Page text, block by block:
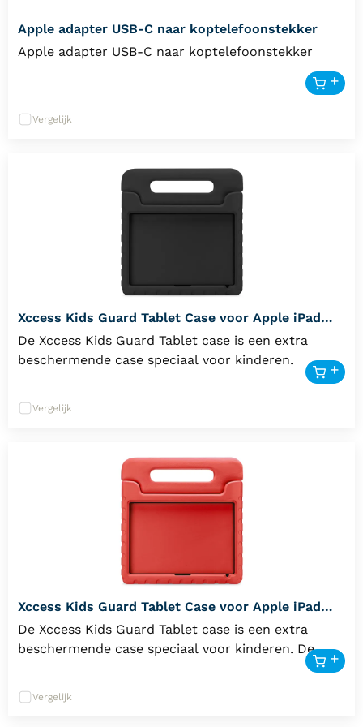
Apple adapter USB-C naar koptelefoonstekker
Apple adapter USB-C naar koptelefoonstekker
Vergelijk
Xccess Kids Guard Tablet Case voor Apple iPad
De Xccess Kids Guard Tablet case is een extra
beschermende case speciaal voor kinderen.
Vergelijk
Xccess Kids Guard Tablet Case voor Apple iPad
De Xccess Kids Guard Tablet case is een extra
beschermende case speciaal voor kinderen. De
case is gemaakt van een zacht E.V.A. materiaal,
waardoor deze goed bescherm tegen stoten en
vallen. Het is een slijtvast materiaal wat goed om
Specificaties:
Vergelijk